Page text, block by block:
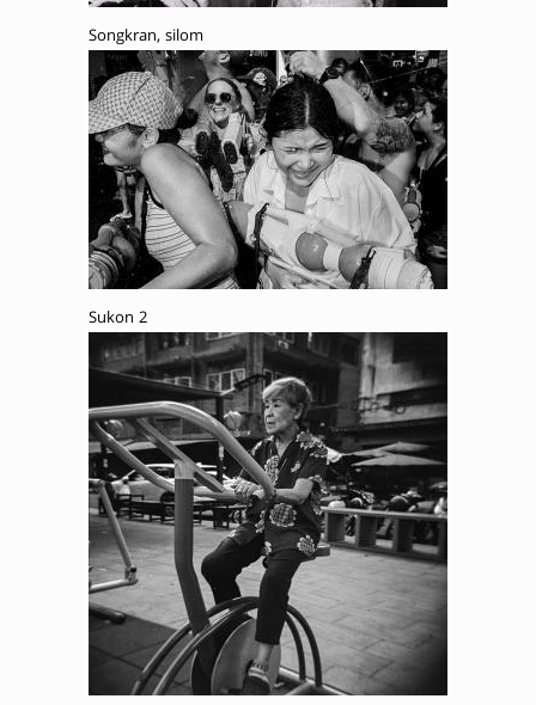
Songkran, silom
Sukon 2